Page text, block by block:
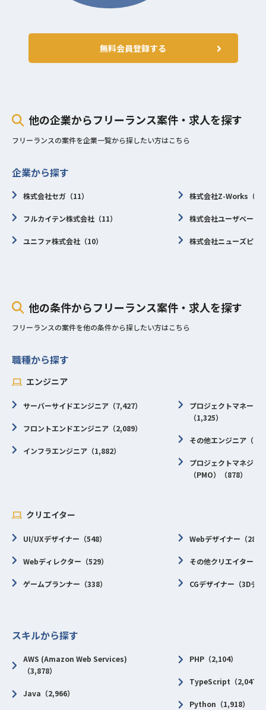
必須スキル
・web系2Cに於ける高いUXを求めら
れる開発に参加した経験
・プロダクトと技術の状況に応じた
アサポートの経験
無料会員登録する
他の企業からフリーランス案件・求人を探す
フリーランスの案件を企業一覧から探したい方はこちら
企業から探す
株式会社セガ（11）
フルカイテン株式会社（11）
ユニファ株式会社（10）
株式会社Z-Works（9
株式会社ユーザベース
株式会社ニューズピッ
他の条件からフリーランス案件・求人を探す
フリーランスの案件を他の条件から探したい方はこちら
職種から探す
エンジニア
サーバーサイドエンジニア（7,427）
フロントエンドエンジニア（2,089）
インフラエンジニア（1,882）
プロジェクトマネージ
（1,325）
その他エンジニア（
プロジェクトマネジメ
（PMO）（878）
クリエイター
UI/UXデザイナー（548）
Webディレクター（529）
ゲームプランナー（338）
Webデザイナー（287
その他クリエイター（
CGデザイナー（3Dデ
スキルから探す
AWS (Amazon Web Services)
（3,878）
Java（2,966）
PHP（2,104）
TypeScript（2,047）
Python（1,918）